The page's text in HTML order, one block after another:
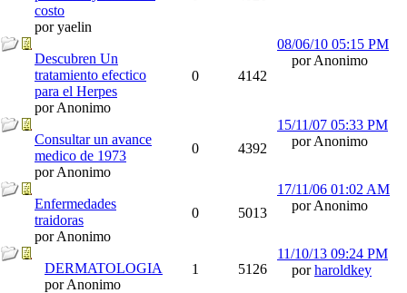
costo
por yaelin
Descubren Un
tratamiento efectico
para el Herpes
por Anonimo
0 4142
08/06/10 05:15 PM
por Anonimo
Consultar un avance
medico de 1973
por Anonimo
0 4392
15/11/07 05:33 PM
por Anonimo
Enfermedades
traidoras
por Anonimo
0 5013
17/11/06 01:02 AM
por Anonimo
DERMATOLOGIA
por Anonimo
1 5126
11/10/13 09:24 PM
porharoldkey